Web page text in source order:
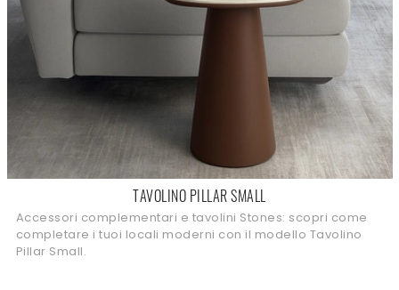
TAVOLINO PILLAR SMALL
Accessori complementari e tavolini Stones: scopri come
completare i tuoi locali moderni con il modello Tavolino
Pillar Small.